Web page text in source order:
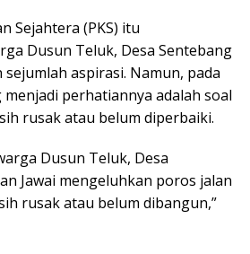
Sejahtera (PKS) itu
Dusun Teluk, Desa Sentebang
aspirasi. Namun, pada
perhatiannya adalah soal
rusak atau belum diperbaiki.
Dusun Teluk, Desa
Jawai mengeluhkan poros jalan
rusak atau belum dibangun,”